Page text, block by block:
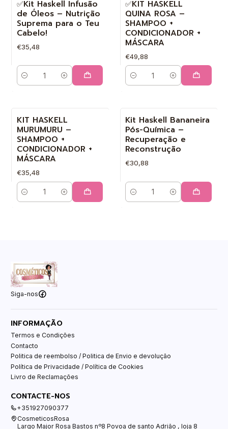
✅Kit Haskell Infusão
de Óleos – Nutrição
Suprema para o Teu
Cabelo!
€35,48
Quantidade
✅KIT HASKELL
QUINA ROSA –
SHAMPOO +
CONDICIONADOR +
MÁSCARA
€49,88
Quantidade
KIT HASKELL
MURUMURU –
SHAMPOO +
CONDICIONADOR +
MÁSCARA
€35,48
Quantidade
Kit Haskell Bananeira
Pós-Química –
Recuperação e
Reconstrução
€30,88
Quantidade
Siga-nos
INFORMAÇÃO
Termos e Condições
Contacto
Politica de reembolso / Politica de Envio e devolução
Política de Privacidade / Política de Cookies
Livro de Reclamações
CONTACTE-NOS
+351927090377
CosmeticosRosa
Largo Major Rosa Bastos nº8 Povoa de santo Adrião , loja 8